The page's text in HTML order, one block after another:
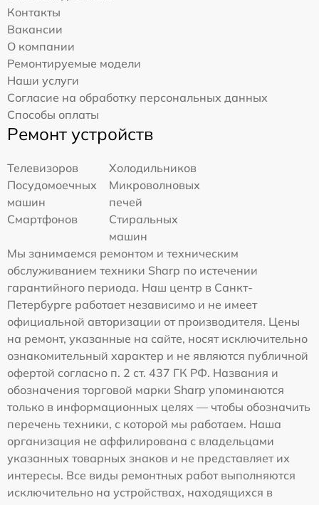
Контакты
Вакансии
О компании
Ремонтируемые модели
Наши услуги
Согласие на обработку персональных данных
Способы оплаты
Ремонт устройств
Телевизоров
Холодильников
Посудомоечных
машин
Микроволновых
печей
Смартфонов
Стиральных
машин
Мы занимаемся ремонтом и техническим
обслуживанием техники Sharp по истечении
гарантийного периода. Наш центр в Санкт-
Петербурге работает независимо и не имеет
официальной авторизации от производителя. Цены
на ремонт, указанные на сайте, носят исключительно
ознакомительный характер и не являются публичной
офертой согласно п. 2 ст. 437 ГК РФ. Названия и
обозначения торговой марки Sharp упоминаются
только в информационных целях — чтобы обозначить
перечень техники, с которой мы работаем. Наша
организация не аффилирована с владельцами
указанных товарных знаков и не представляет их
интересы. Все виды ремонтных работ выполняются
исключительно на устройствах, находящихся в